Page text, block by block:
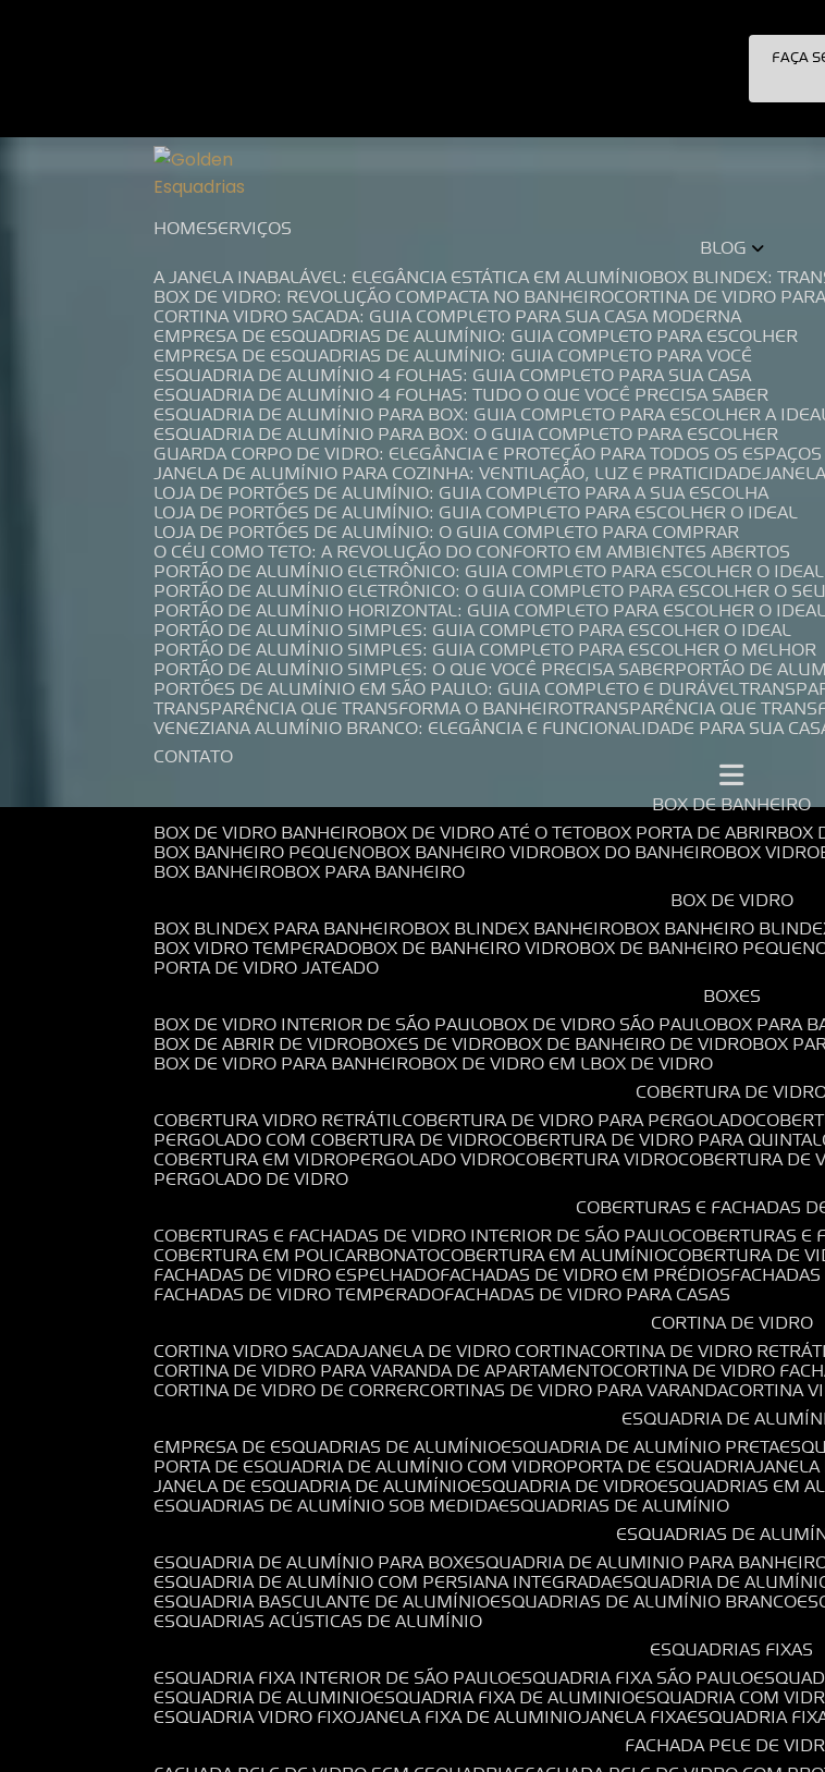
FAÇA
HOME SERVIÇOS
BLOG
A JANELA INABALÁVEL: ELEGÂNCIA ESTÁTICA EM ALUMÍNIO BOX BLINDEX:
BOX DE VIDRO: REVOLUÇÃO COMPACTA NO BANHEIRO CORTINA DE VIDRO
CORTINA VIDRO SACADA: GUIA COMPLETO PARA SUA CASA MODERNA
EMPRESA DE ESQUADRIAS DE ALUMÍNIO: GUIA COMPLETO PARA ESCOLHER
EMPRESA DE ESQUADRIAS DE ALUMÍNIO: GUIA COMPLETO PARA VOCÊ
ESQUADRIA DE ALUMÍNIO 4 FOLHAS: GUIA COMPLETO PARA SUA CASA
ESQUADRIA DE ALUMÍNIO 4 FOLHAS: TUDO O QUE VOCÊ PRECISA SABER
ESQUADRIA DE ALUMÍNIO PARA BOX: GUIA COMPLETO PARA ESCOLHER A
ESQUADRIA DE ALUMÍNIO PARA BOX: O GUIA COMPLETO PARA ESCOLHER
GUARDA CORPO DE VIDRO: ELEGÂNCIA E PROTEÇÃO PARA TODOS OS ESPAÇOS
JANELA DE ALUMÍNIO PARA COZINHA: VENTILAÇÃO, LUZ E PRATICIDADE
LOJA DE PORTÕES DE ALUMÍNIO: GUIA COMPLETO PARA A SUA ESCOLHA
LOJA DE PORTÕES DE ALUMÍNIO: GUIA COMPLETO PARA ESCOLHER O IDEAL
LOJA DE PORTÕES DE ALUMÍNIO: O GUIA COMPLETO PARA COMPRAR
O CÉU COMO TETO: A REVOLUÇÃO DO CONFORTO EM AMBIENTES ABERTOS
PORTÃO DE ALUMÍNIO ELETRÔNICO: GUIA COMPLETO PARA ESCOLHER O IDEAL
PORTÃO DE ALUMÍNIO ELETRÔNICO: O GUIA COMPLETO PARA ESCOLHER O SEU
PORTÃO DE ALUMÍNIO HORIZONTAL: GUIA COMPLETO PARA ESCOLHER O IDEAL
PORTÃO DE ALUMÍNIO SIMPLES: GUIA COMPLETO PARA ESCOLHER O IDEAL
PORTÃO DE ALUMÍNIO SIMPLES: GUIA COMPLETO PARA ESCOLHER O MELHOR
PORTÃO DE ALUMÍNIO SIMPLES: O QUE VOCÊ PRECISA SABER PORTÃO DE
PORTÕES DE ALUMÍNIO EM SÃO PAULO: GUIA COMPLETO E DURÁVEL
TRANSPARÊNCIA QUE TRANSFORMA O BANHEIRO TRANSPARÊNCIA QUE
VENEZIANA ALUMÍNIO BRANCO: ELEGÂNCIA E FUNCIONALIDADE PARA SUA
CONTATO
BOX DE BANHEIRO
BOX DE VIDRO BANHEIRO BOX DE VIDRO ATÉ O TETO BOX PORTA DE ABRIR
BOX BANHEIRO PEQUENO BOX BANHEIRO VIDRO BOX DO BANHEIRO BOX VIDRO
BOX BANHEIRO BOX PARA BANHEIRO
BOX DE VIDRO
BOX BLINDEX PARA BANHEIRO BOX BLINDEX BANHEIRO BOX BANHEIRO
BOX VIDRO TEMPERADO BOX DE BANHEIRO VIDRO BOX DE BANHEIRO
PORTA DE VIDRO JATEADO
BOXES
BOX DE VIDRO INTERIOR DE SÃO PAULO BOX DE VIDRO SÃO PAULO BOX PARA
BOX DE ABRIR DE VIDRO BOXES DE VIDRO BOX DE BANHEIRO DE VIDRO BOX
BOX DE VIDRO PARA BANHEIRO BOX DE VIDRO EM L BOX DE VIDRO
COBERTURA DE
COBERTURA VIDRO RETRÁTIL COBERTURA DE VIDRO PARA PERGOLADO
PERGOLADO COM COBERTURA DE VIDRO COBERTURA DE VIDRO PARA QUINTAL
COBERTURA EM VIDRO PERGOLADO VIDRO COBERTURA VIDRO COBERTURA
PERGOLADO DE VIDRO
COBERTURAS E FACHADAS
COBERTURAS E FACHADAS DE VIDRO INTERIOR DE SÃO PAULO COBERTURAS
COBERTURA EM POLICARBONATO COBERTURA EM ALUMÍNIO COBERTURA DE
FACHADAS DE VIDRO ESPELHADO FACHADAS DE VIDRO EM PRÉDIOS
FACHADAS DE VIDRO TEMPERADO FACHADAS DE VIDRO PARA CASAS
CORTINA DE VIDRO
CORTINA VIDRO SACADA JANELA DE VIDRO CORTINA CORTINA DE VIDRO
CORTINA DE VIDRO PARA VARANDA DE APARTAMENTO CORTINA DE VIDRO
CORTINA DE VIDRO DE CORRER CORTINAS DE VIDRO PARA VARANDA CORTINA
ESQUADRIA DE
EMPRESA DE ESQUADRIAS DE ALUMÍNIO ESQUADRIA DE ALUMÍNIO PRETA
PORTA DE ESQUADRIA DE ALUMÍNIO COM VIDRO PORTA DE ESQUADRIA
JANELA DE ESQUADRIA DE ALUMÍNIO ESQUADRIA DE VIDRO ESQUADRIAS EM
ESQUADRIAS DE ALUMÍNIO SOB MEDIDA ESQUADRIAS DE ALUMÍNIO
ESQUADRIAS DE
ESQUADRIA DE ALUMÍNIO PARA BOX ESQUADRIA DE ALUMINIO PARA
ESQUADRIA DE ALUMÍNIO COM PERSIANA INTEGRADA ESQUADRIA DE
ESQUADRIA BASCULANTE DE ALUMÍNIO ESQUADRIAS DE ALUMÍNIO BRANCO
ESQUADRIAS ACÚSTICAS DE ALUMÍNIO
ESQUADRIAS FIXAS
ESQUADRIA FIXA INTERIOR DE SÃO PAULO ESQUADRIA FIXA SÃO PAULO
ESQUADRIA DE ALUMINIO ESQUADRIA FIXA DE ALUMINIO ESQUADRIA COM
ESQUADRIA VIDRO FIXO JANELA FIXA DE ALUMINIO JANELA FIXA ESQUADRIA
FACHADA PELE DE